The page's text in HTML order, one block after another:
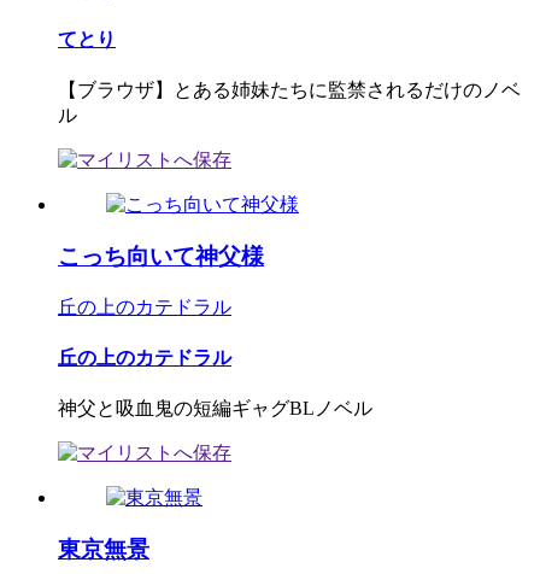
てとり
【ブラウザ】とある姉妹たちに監禁されるだけのノベ
ル
こっち向いて神父様
丘の上のカテドラル
丘の上のカテドラル
神父と吸血鬼の短編ギャグBLノベル
東京無景